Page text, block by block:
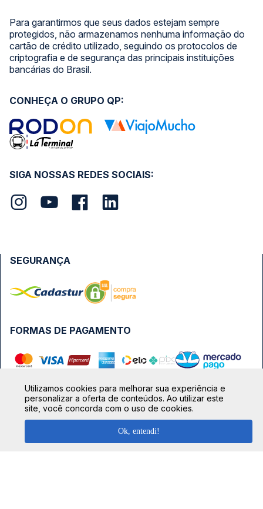
Para garantirmos que seus dados estejam sempre
protegidos, não armazenamos nenhuma informação do
cartão de crédito utilizado, seguindo os protocolos de
criptografia e de segurança das principais instituições
bancárias do Brasil.
SIGA NOSSAS REDES SOCIAIS:
CONHEÇA O GRUPO QP:
FORMAS DE PAGAMENTO
SEGURANÇA
TOP DESTINOS
Ônibus Rio de Janeiro
Utilizamos cookies para melhorar sua experiência e
personalizar a oferta de conteúdos. Ao utilizar este
site, você concorda com o uso de cookies.
Ok, entendi!